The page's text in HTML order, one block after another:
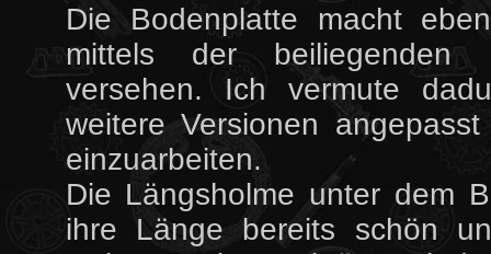
Die Bodenplatte macht
mittels der beiliegenden
versehen. Ich vermute
weitere Versionen
einzuarbeiten.
Die Längsholme unter dem
ihre Länge bereits schön